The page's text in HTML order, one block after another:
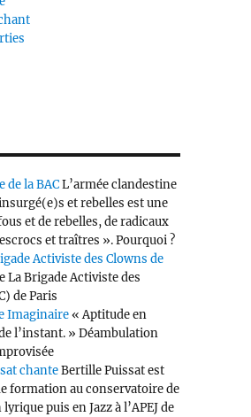
de la BACL’armée clandestine
et rebelles est une
et de rebelles, de radicaux
et traîtres ». Pourquoi ?
Activiste des Clowns de
La Brigade Activiste des
de Paris
Imaginaire« Aptitude en
l’instant. » Déambulation
chanteBertille Puissat est
formation au conservatoire de
puis en Jazz à l’APEJ de